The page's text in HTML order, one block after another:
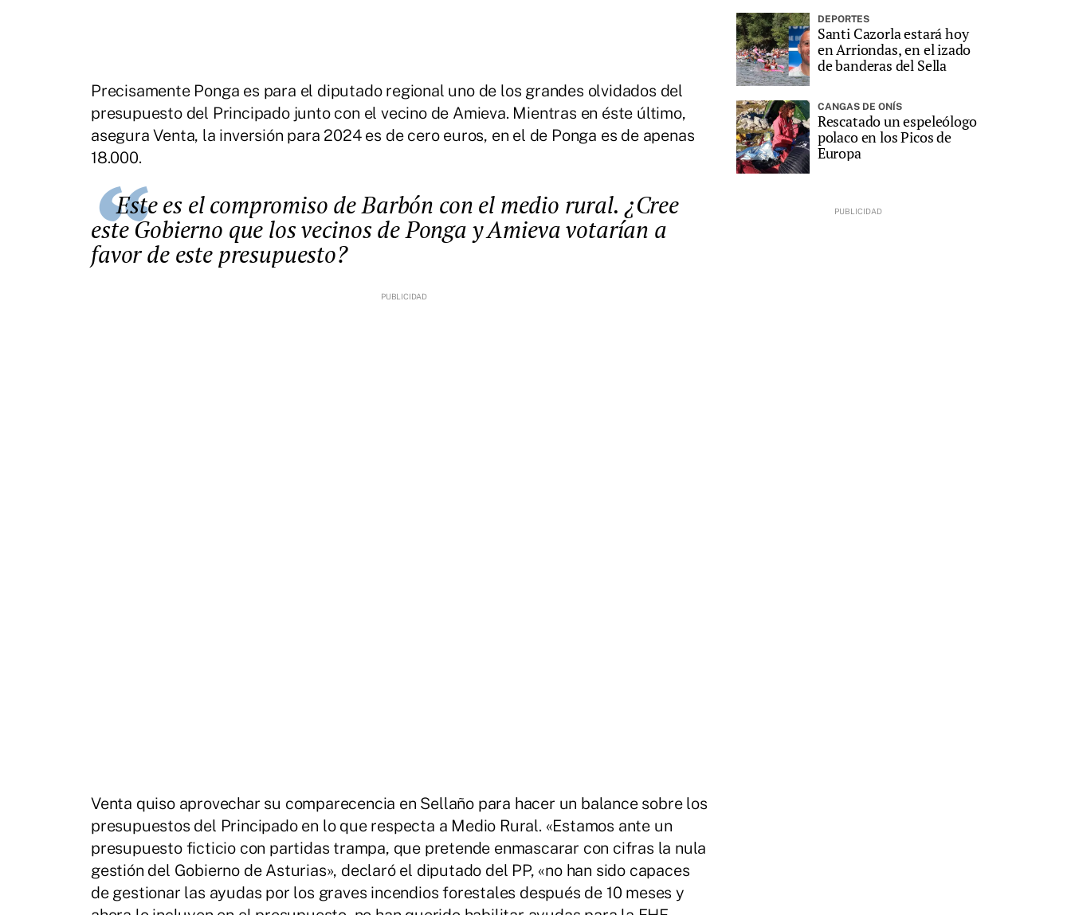
Precisamente Ponga es para el diputado regional uno de los grandes olvidados del
presupuesto del Principado junto con el vecino de Amieva. Mientras en éste último,
asegura Venta, la inversión para 2024 es de cero euros, en el de Ponga es de apenas
18.000.
Este es el compromiso de Barbón con el medio rural. ¿Cree
este Gobierno que los vecinos de Ponga y Amieva votarían a
favor de este presupuesto?
Venta quiso aprovechar su comparecencia en Sellaño para hacer un balance sobre los
presupuestos del Principado en lo que respecta a Medio Rural. «Estamos ante un
presupuesto ficticio con partidas trampa, que pretende enmascarar con cifras la nula
gestión del Gobierno de Asturias», declaró el diputado del PP, «no han sido capaces
de gestionar las ayudas por los graves incendios forestales después de 10 meses y
DEPORTES
Santi Cazorla estará hoy
en Arriondas, en el izado
de banderas del Sella
CANGAS DE ONÍS
Rescatado un espeleólogo
polaco en los Picos de
Europa